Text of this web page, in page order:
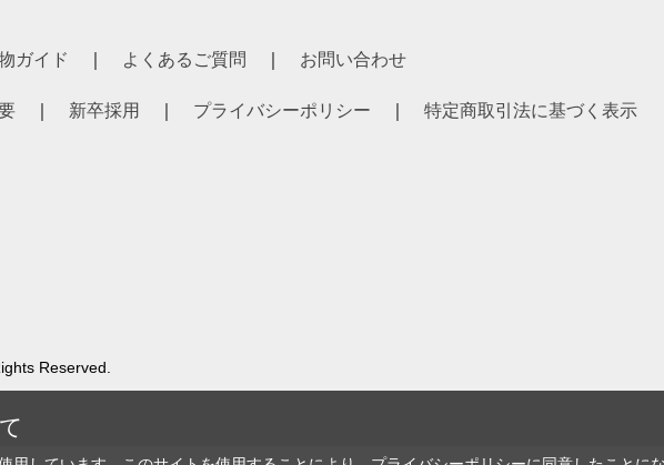
ガイド よくあるご質問 お問い合わせ
新卒採用 プライバシーポリシー 特定商取引法に基づく表示
Reserved.